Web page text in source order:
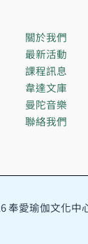
關於我們
最新活動
課程訊息
韋達文庫
曼陀音樂
聯絡我們
奉愛瑜伽文化中